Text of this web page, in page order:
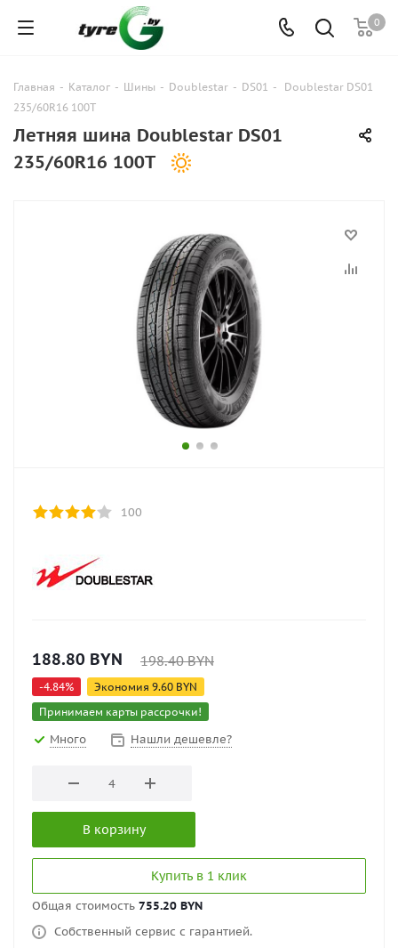
0
Главная - Каталог - Шины - Doublestar - DS01 -
Doublestar DS01
235/60R16 100T
Летняя шина Doublestar DS01
235/60R16 100T
100
188.80 BYN 198.40BYN
-4.84% Экономия 9.60 BYN
Принимаем карты рассрочки!
Много Нашли дешевле?
В корзину
Купить в 1 клик
Общая стоимость 755.20 BYN
Собственный сервис с гарантией.